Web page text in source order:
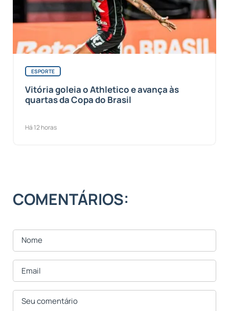
ESPORTE
Vitória goleia o Athletico e avança às
quartas da Copa do Brasil
Há 12 horas
COMENTÁRIOS: